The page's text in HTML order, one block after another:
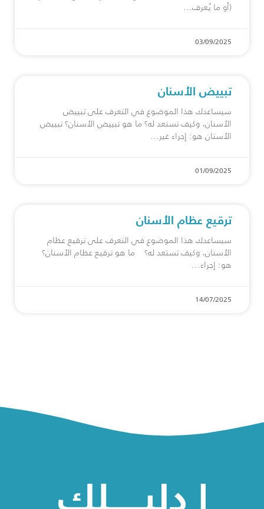
(أو ما يُعرف
03/09/2025
تبييض الأسنان
سيساعدك هذا الموضوع في التعرف على تبييض
الأسنان، وكيف تستعد له؟ ما هو تبييض الأسنان؟ تبييض
الأسنان هو: إجراء غير
01/09/2025
ترقيع عظام الأسنان
سيساعدك هذا الموضوع في التعرف على ترقيع عظام
الأسنان، وكيف تستعد له؟ ما هو ترقيع عظام الأسنان؟
هو: إجراء
14/07/2025